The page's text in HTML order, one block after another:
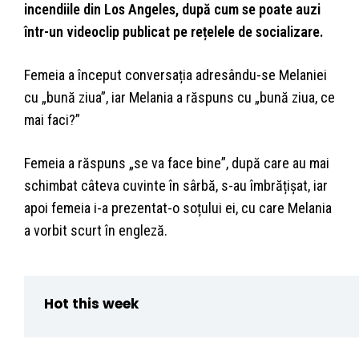
incendiile din Los Angeles, după cum se poate auzi
într-un videoclip publicat pe rețelele de socializare.
Femeia a început conversația adresându-se Melaniei
cu „bună ziua”, iar Melania a răspuns cu „bună ziua, ce
mai faci?”
Femeia a răspuns „se va face bine”, după care au mai
schimbat câteva cuvinte în sârbă, s-au îmbrățișat, iar
apoi femeia i-a prezentat-o ​​soțului ei, cu care Melania
a vorbit scurt în engleză.
Hot this week